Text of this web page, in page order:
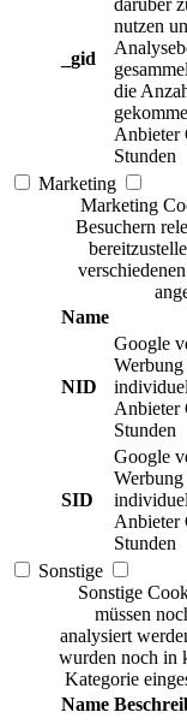
_gid
darüber
nutzen
die
Anbieter
Stunden
Marketing
Marketing
Besuchern
Name
NID
Google
Anbieter
Stunden
SID
Google
Anbieter
Stunden
Sonstige
Sonstige
müssen
analysiert
wurden noch in
Kategorie
Name